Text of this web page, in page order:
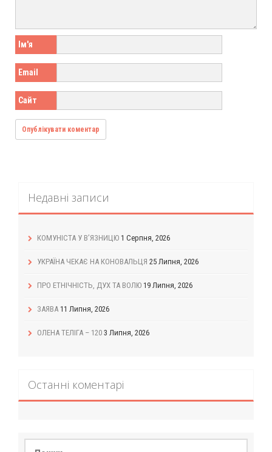
Ім'я
Email
Сайт
Недавні записи
КОМУНІСТА У В’ЯЗНИЦЮ 1 Серпня, 2026
УКРАЇНА ЧЕКАЄ НА КОНОВАЛЬЦЯ 25 Липня, 2026
ПРО ЕТНІЧНІСТЬ, ДУХ ТА ВОЛЮ 19 Липня, 2026
ЗАЯВА 11 Липня, 2026
ОЛЕНА ТЕЛІГА – 120 3 Липня, 2026
Останні коментарі